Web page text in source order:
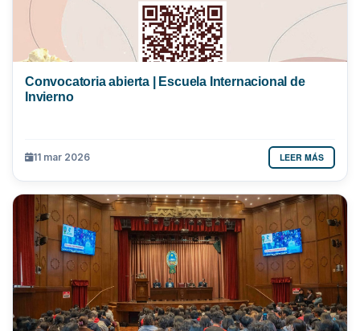
Convocatoria abierta | Escuela Internacional de
Invierno
11 mar 2026 LEER MÁS